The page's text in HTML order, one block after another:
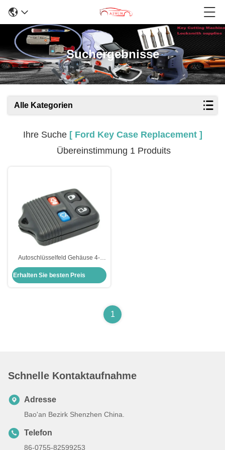
Suchergebnisse
Alle Kategorien
Ihre Suche [ Ford Key Case Replacement ]
Übereinstimmung 1 Produits
Autoschlüsselfeld Gehäuse 4-
Knopf Fernbedienung Ford
Schlüsselfob Gehäuse Ersatz
Erhalten Sie besten Preis
1
Schnelle Kontaktaufnahme
Adresse
Bao'an Bezirk Shenzhen China.
Telefon
86-0755-82599253